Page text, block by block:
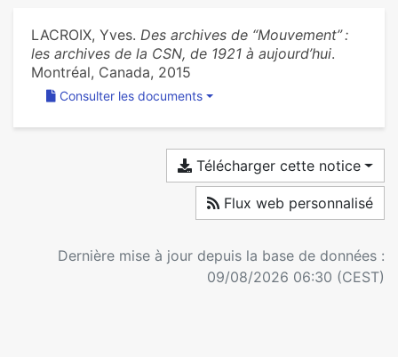
LACROIX, Yves. Des archives de “Mouvement” :
les archives de la CSN, de 1921 à aujourd’hui.
Montréal, Canada, 2015
Consulter les documents
Télécharger cette notice
Flux web personnalisé
Dernière mise à jour depuis la base de données :
09/08/2026 06:30 (CEST)